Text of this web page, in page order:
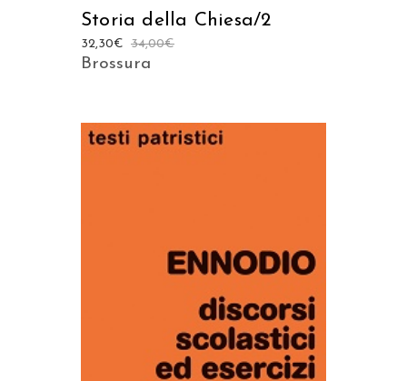
Storia della Chiesa/2
34,00€
32,30€
Brossura
AGGIUNGI AL CARRELLO